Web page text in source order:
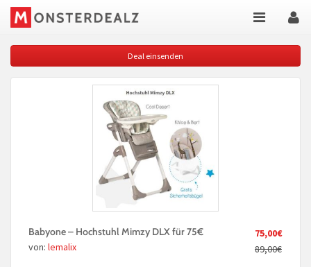
Deal einsenden
75,00€
89,00€
Babyone – Hochstuhl Mimzy DLX für 75€
von: lemalix